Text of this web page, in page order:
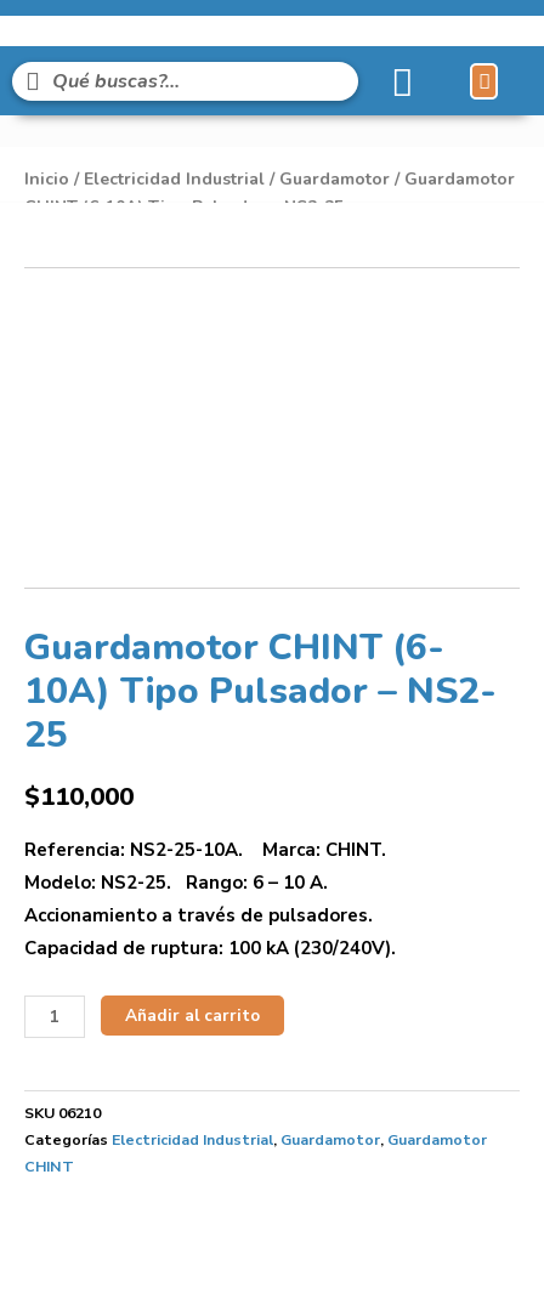
Inicio / Electricidad Industrial / Guardamotor / Guardamotor
CHINT (6-10A) Tipo Pulsador – NS2-25
Guardamotor CHINT (6-
10A) Tipo Pulsador – NS2-
25
$110,000
Referencia: NS2-25-10A. Marca: CHINT.
Modelo: NS2-25. Rango: 6 – 10 A.
Accionamiento a través de pulsadores.
Capacidad de ruptura: 100 kA (230/240V).
Añadir al carrito
SKU 06210
Categorías Electricidad Industrial, Guardamotor, Guardamotor
CHINT